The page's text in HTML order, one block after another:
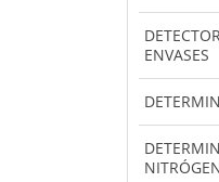
ENVASES